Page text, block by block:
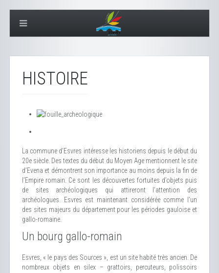
HISTOIRE
La commune d’Esvres intéresse les historiens depuis le début du
20e siècle. Des textes du début du Moyen Age mentionnent le site
d’Evena et démontrent son importance au moins depuis la fin de
l’Empire romain. Ce sont les découvertes fortuites d’objets puis
de sites archéologiques qui attireront l’attention des
archéologues. Esvres est maintenant considérée comme l’un
des sites majeurs du département pour les périodes gauloise et
gallo-romaine.
Un bourg gallo-romain
Esvres, « le pays des Sources », est un site habité très ancien. De
nombreux objets en silex – grattoirs, percuteurs, polissoirs